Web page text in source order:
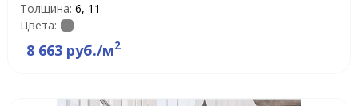
Толщина: 6, 11
Цвета:
8 663 руб./м2